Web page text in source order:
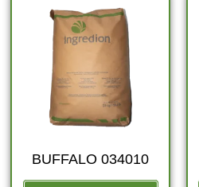
BUFFALO 034010